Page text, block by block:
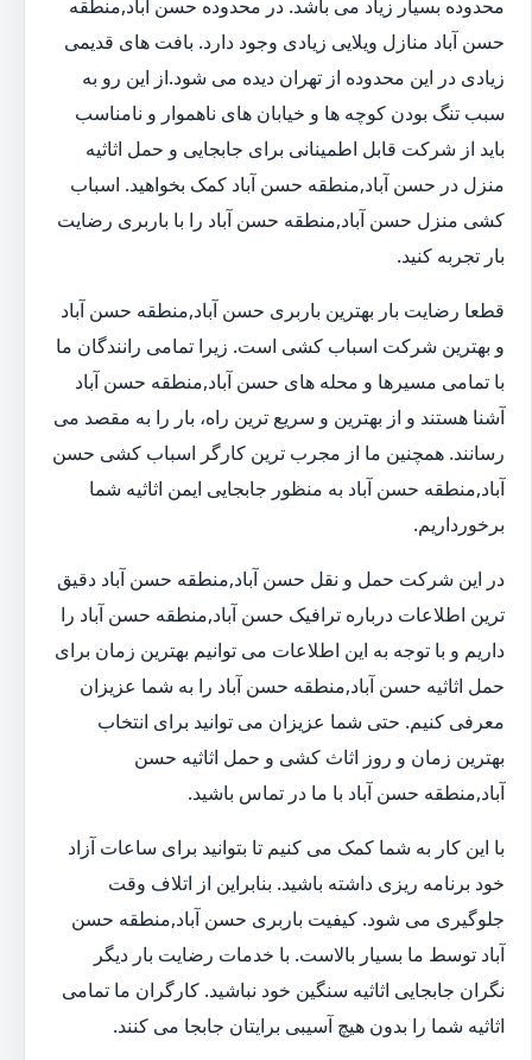
محدوده بسیار زیاد می باشد. در محدوده حسن آباد,منطقه
حسن آباد منازل ویلایی زیادی وجود دارد. بافت های قدیمی
زیادی در این محدوده از تهران دیده می شود.از این رو به
سبب تنگ بودن کوچه ها و خیابان های ناهموار و نامناسب
باید از شرکت قابل اطمینانی برای جابجایی و حمل اثاثیه
منزل در حسن آباد,منطقه حسن آباد کمک بخواهید. اسباب
کشی منزل حسن آباد,منطقه حسن آباد را با باربری رضایت
بار تجربه کنید.
قطعا رضایت بار بهترین باربری حسن آباد,منطقه حسن آباد
و بهترین شرکت اسباب کشی است. زیرا تمامی رانندگان ما
با تمامی مسیرها و محله های حسن آباد,منطقه حسن آباد
آشنا هستند و از بهترین و سریع ترین راه، بار را به مقصد می
رسانند. همچنین ما از مجرب ترین کارگر اسباب کشی حسن
آباد,منطقه حسن آباد به منظور جابجایی ایمن اثاثیه شما
برخورداریم.
در این شرکت حمل و نقل حسن آباد,منطقه حسن آباد دقیق
ترین اطلاعات درباره ترافیک حسن آباد,منطقه حسن آباد را
داریم و با توجه به این اطلاعات می توانیم بهترین زمان برای
حمل اثاثیه حسن آباد,منطقه حسن آباد را به شما عزیزان
معرفی کنیم. حتی شما عزیزان می توانید برای انتخاب
بهترین زمان و روز اثاث کشی و حمل اثاثیه حسن
آباد,منطقه حسن آباد با ما در تماس باشید.
با این کار به شما کمک می کنیم تا بتوانید برای ساعات آزاد
خود برنامه ریزی داشته باشید. بنابراین از اتلاف وقت
جلوگیری می شود. کیفیت باربری حسن آباد,منطقه حسن
آباد توسط ما بسیار بالاست. با خدمات رضایت بار دیگر
نگران جابجایی اثاثیه سنگین خود نباشید. کارگران ما تمامی
اثاثیه شما را بدون هیچ آسیبی برایتان جابجا می کنند.